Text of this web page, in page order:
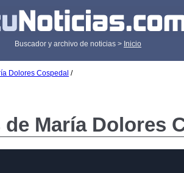
Buscador y archivo de noticias > Inicio
Dolores Cospedal /
María Dolores